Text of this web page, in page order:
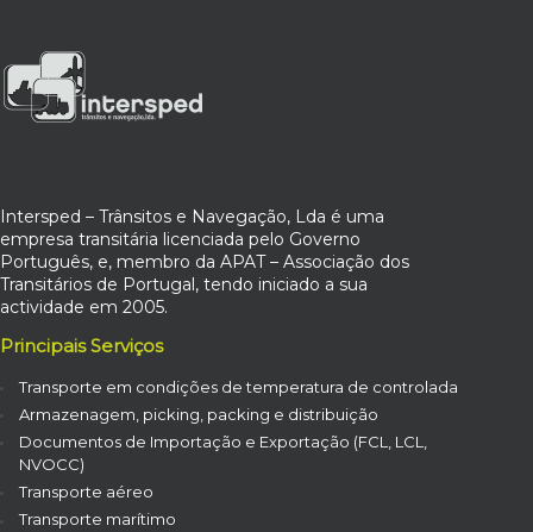
Intersped – Trânsitos e Navegação, Lda é uma
empresa transitária licenciada pelo Governo
Português, e, membro da APAT – Associação dos
Transitários de Portugal, tendo iniciado a sua
actividade em 2005.
Principais Serviços
Transporte em condições de temperatura de controlada
Armazenagem, picking, packing e distribuição
Documentos de Importação e Exportação (FCL, LCL,
NVOCC)
Transporte aéreo
Transporte marítimo